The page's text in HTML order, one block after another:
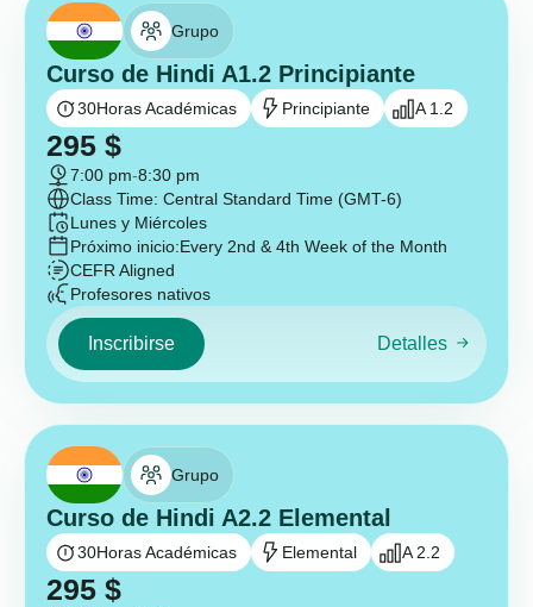
Grupo
Curso de Hindi A1.2 Principiante
30Horas Académicas Principiante A 1.2
295 $
7:00 pm-8:30 pm
Class Time: Central Standard Time (GMT-6)
Lunes y Miércoles
Próximo inicio:Every 2nd & 4th Week of the Month
CEFR Aligned
Profesores nativos
Inscribirse Detalles
Grupo
Curso de Hindi A2.2 Elemental
30Horas Académicas Elemental A 2.2
295 $